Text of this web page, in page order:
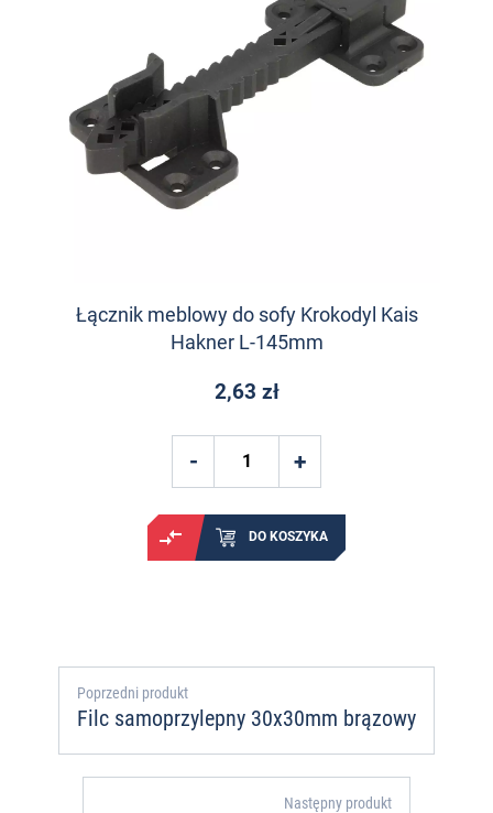
Łącznik meblowy do sofy Krokodyl Kais
Hakner L-145mm
2,63 zł
DO KOSZYKA
Poprzedni produkt
Filc samoprzylepny 30x30mm brązowy
Następny produkt